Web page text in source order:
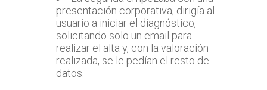
presentación corporativa, dirigía al
usuario a iniciar el diagnóstico,
solicitando solo un email para
realizar el alta y, con la valoración
realizada, se le pedían el resto de
datos.